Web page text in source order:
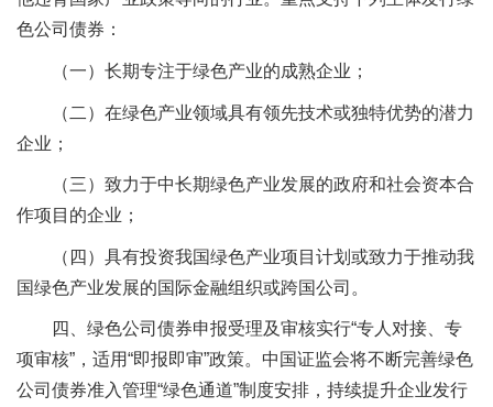
色公司债券：
（一）长期专注于绿色产业的成熟企业；
（二）在绿色产业领域具有领先技术或独特优势的潜力
企业；
（三）致力于中长期绿色产业发展的政府和社会资本合
作项目的企业；
（四）具有投资我国绿色产业项目计划或致力于推动我
国绿色产业发展的国际金融组织或跨国公司。
四、绿色公司债券申报受理及审核实行“专人对接、专
项审核”，适用“即报即审”政策。中国证监会将不断完善绿色
公司债券准入管理“绿色通道”制度安排，持续提升企业发行